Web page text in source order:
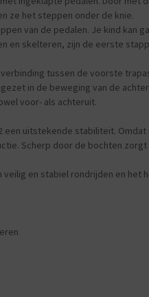
ze het steppen onder de knie.
van de pedalen. Je kind kan
en skelteren, zijn de eerste
verbinding tussen de voorste
in de beweging van de
voor- als achteruit.
een uitstekende stabiliteit.
Scherp door de bochten
en stabiel rondrijden en het